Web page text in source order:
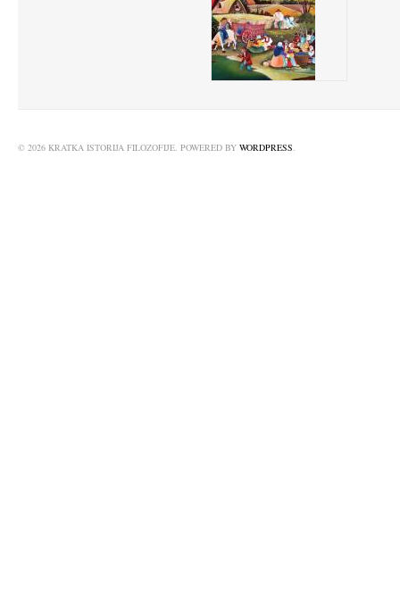
© 2026 KRATKA ISTORIJA FILOZOFIJE. POWERED BY WORDPRESS.